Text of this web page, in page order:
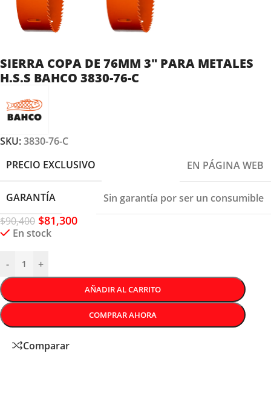
SIERRA COPA DE 76MM 3″ PARA METALES
H.S.S BAHCO 3830-76-C
SKU:3830-76-C
PRECIO EXCLUSIVO
EN PÁGINA WEB
GARANTÍA
Sin garantía por ser un consumible
$90,400 $81,300
En stock
- +
AÑADIR AL CARRITO
COMPRAR AHORA
Comparar